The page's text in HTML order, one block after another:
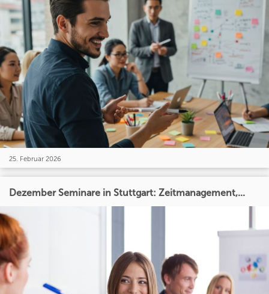
25. Februar 2026
Dezember Seminare in Stuttgart: Zeitmanagement,...